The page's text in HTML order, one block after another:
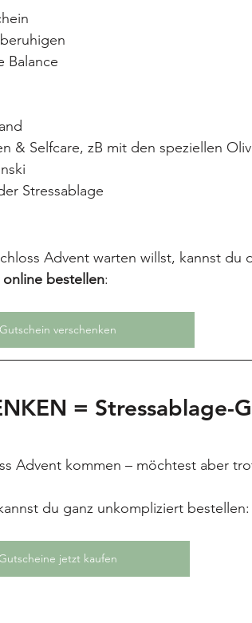
Balance
& Selfcare, zB mit den speziellen
Stressablage
Advent warten willst, kannst du
bestellen:
Gutschein verschenken
= Stressablage-
Advent kommen – möchtest aber
du ganz unkompliziert bestellen:
jetzt kaufen